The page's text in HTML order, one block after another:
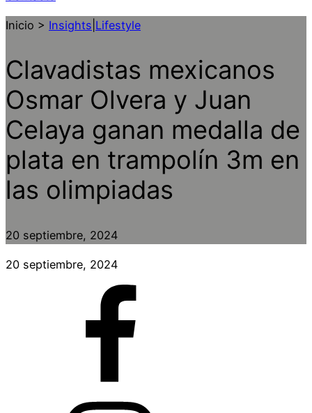
Inicio > Insights Lifestyle
Clavadistas mexicanos
Osmar Olvera y Juan
Celaya ganan medalla de
plata en trampolín 3m en
las olimpiadas
20 septiembre, 2024
20 septiembre, 2024